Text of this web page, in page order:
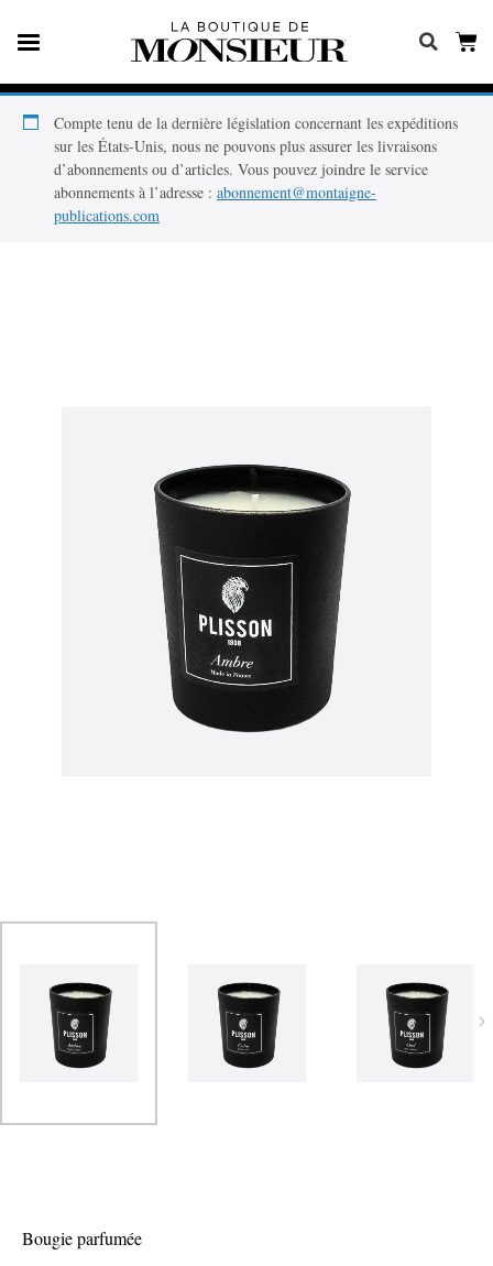
Compte tenu de la dernière législation concernant les expéditions
sur les États-Unis, nous ne pouvons plus assurer les livraisons
d’abonnements ou d’articles. Vous pouvez joindre le service
abonnements à l’adresse : abonnement@montaigne-
publications.com
Bougie parfumée